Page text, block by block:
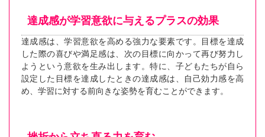
達成感が学習意欲に与えるプラスの効果
達成感は、学習意欲を高める強力な要素です。目標を達成
した際の喜びや満足感は、次の目標に向かって再び努力し
ようという意欲を生み出します。特に、子どもたちが自ら
設定した目標を達成したときの達成感は、自己効力感を高
め、学習に対する前向きな姿勢を育むことができます。